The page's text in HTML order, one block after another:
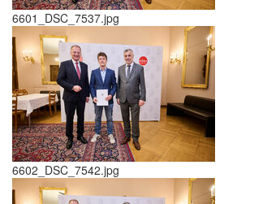
6601_DSC_7537.jpg
6602_DSC_7542.jpg